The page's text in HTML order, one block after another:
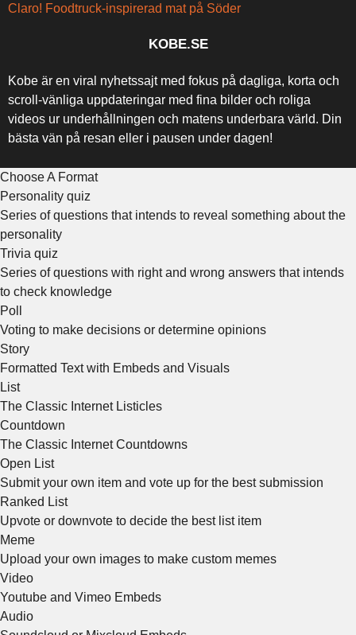
Claro! Foodtruck-inspirerad mat på Söder
KOBE.SE
Kobe är en viral nyhetssajt med fokus på dagliga, korta och
scroll-vänliga uppdateringar med fina bilder och roliga
videos ur underhållningen och matens underbara värld. Din
bästa vän på resan eller i pausen under dagen!
Choose A Format
Personality quiz
Series of questions that intends to reveal something about the
personality
Trivia quiz
Series of questions with right and wrong answers that intends
to check knowledge
Poll
Voting to make decisions or determine opinions
Story
Formatted Text with Embeds and Visuals
List
The Classic Internet Listicles
Countdown
The Classic Internet Countdowns
Open List
Submit your own item and vote up for the best submission
Ranked List
Upvote or downvote to decide the best list item
Meme
Upload your own images to make custom memes
Video
Youtube and Vimeo Embeds
Audio